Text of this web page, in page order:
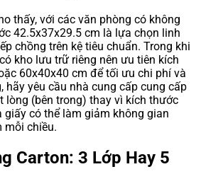
thấy, với các văn phòng có không
42.5x37x29.5 cm là lựa chọn linh
chồng trên kệ tiêu chuẩn. Trong khi
kho lưu trữ riêng nên ưu tiên kích
60x40x40 cm để tối ưu chi phí và
hãy yêu cầu nhà cung cấp cung cấp
lòng (bên trong) thay vì kích thước
giấy có thể làm giảm không gian
mỗi chiều.
Carton: 3 Lớp Hay 5